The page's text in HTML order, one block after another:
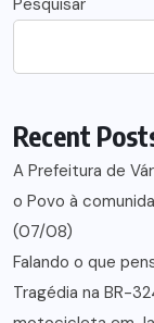
Pesquisar
Recent
A Prefeitura de
o Povo à
(07/08)
Falando o que
Tragédia na BR-